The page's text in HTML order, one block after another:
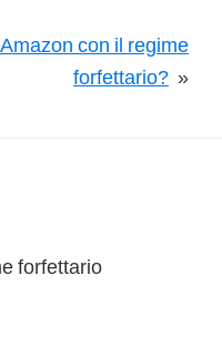
con il regime
forfettario? »
forfettario